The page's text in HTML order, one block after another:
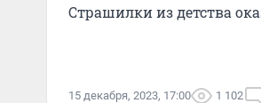
Страшилки из детства
15 декабря, 2023, 17:00 1 102